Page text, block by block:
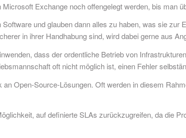
Exchange noch offengelegt werden, bis man
und glauben dann alles zu haben, was sie
in ihrer Handhabung sind, wird dabei gerne aus
dass der ordentliche Betrieb von
oft nicht möglich ist, einen Fehler
an Open-Source-Lösungen. Oft werden in diesem
auf definierte SLAs zurückzugreifen, da die